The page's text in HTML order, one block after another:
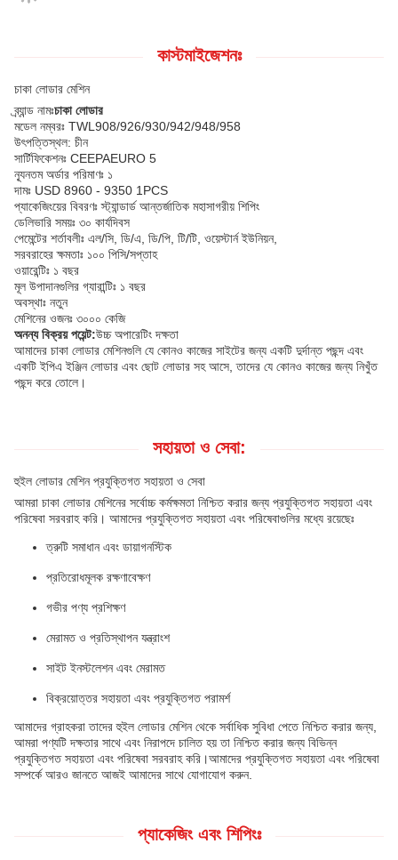
কাস্টমাইজেশনঃ
চাকা লোডার মেশিন
ব্র্যান্ড নামঃচাকা লোডার
মডেল নম্বরঃ TWL908/926/930/942/948/958
উৎপত্তিস্থল: চীন
সার্টিফিকেশনঃ CEEPAEURO 5
ন্যূনতম অর্ডার পরিমাণঃ ১
দামঃ USD 8960 - 9350 1PCS
প্যাকেজিংয়ের বিবরণঃ স্ট্যান্ডার্ড আন্তর্জাতিক মহাসাগরীয় শিপিং
ডেলিভারি সময়ঃ ৩০ কার্যদিবস
পেমেন্টের শর্তাবলীঃ এল/সি, ডি/এ, ডি/পি, টি/টি, ওয়েস্টার্ন ইউনিয়ন,
সরবরাহের ক্ষমতাঃ ১০০ পিসি/সপ্তাহ
ওয়ারেন্টিঃ ১ বছর
মূল উপাদানগুলির গ্যারান্টিঃ ১ বছর
অবস্থাঃ নতুন
মেশিনের ওজনঃ ৩০০০ কেজি
অনন্য বিক্রয় পয়েন্ট:উচ্চ অপারেটিং দক্ষতা
আমাদের চাকা লোডার মেশিনগুলি যে কোনও কাজের সাইটের জন্য একটি দুর্দান্ত পছন্দ এবং
একটি ইপিএ ইঞ্জিন লোডার এবং ছোট লোডার সহ আসে, তাদের যে কোনও কাজের জন্য নিখুঁত
পছন্দ করে তোলে।
সহায়তা ও সেবা:
হুইল লোডার মেশিন প্রযুক্তিগত সহায়তা ও সেবা
আমরা চাকা লোডার মেশিনের সর্বোচ্চ কর্মক্ষমতা নিশ্চিত করার জন্য প্রযুক্তিগত সহায়তা এবং
পরিষেবা সরবরাহ করি। আমাদের প্রযুক্তিগত সহায়তা এবং পরিষেবাগুলির মধ্যে রয়েছেঃ
ত্রুটি সমাধান এবং ডায়াগনস্টিক
প্রতিরোধমূলক রক্ষণাবেক্ষণ
গভীর পণ্য প্রশিক্ষণ
মেরামত ও প্রতিস্থাপন যন্ত্রাংশ
সাইট ইনস্টলেশন এবং মেরামত
বিক্রয়োত্তর সহায়তা এবং প্রযুক্তিগত পরামর্শ
আমাদের গ্রাহকরা তাদের হুইল লোডার মেশিন থেকে সর্বাধিক সুবিধা পেতে নিশ্চিত করার জন্য,
আমরা পণ্যটি দক্ষতার সাথে এবং নিরাপদে চালিত হয় তা নিশ্চিত করার জন্য বিভিন্ন
প্রযুক্তিগত সহায়তা এবং পরিষেবা সরবরাহ করি।আমাদের প্রযুক্তিগত সহায়তা এবং পরিষেবা
সম্পর্কে আরও জানতে আজই আমাদের সাথে যোগাযোগ করুন.
প্যাকেজিং এবং শিপিংঃ